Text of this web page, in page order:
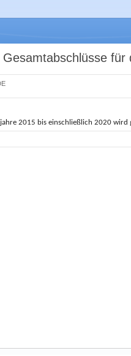
2015 bis einschließlich 2020 wird